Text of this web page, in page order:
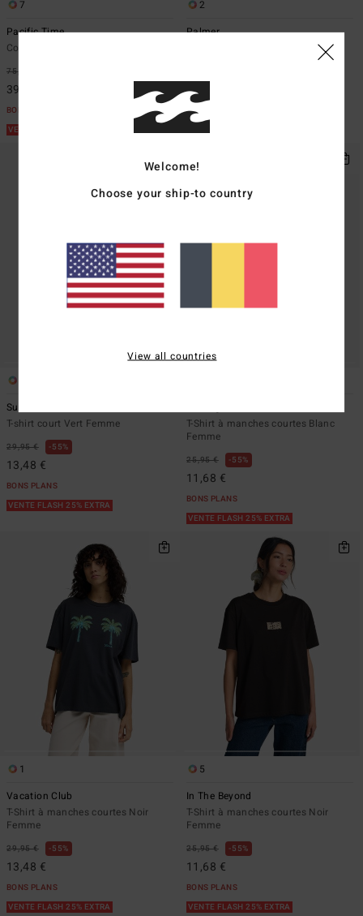
7
Pacific Time
Combinaison Marron Femme
75,95 €
39,88 €
BONS PLANS
VENTE FLASH 25% EXTRA
2
Palmer
Sweat à capuche Gris Femme
25,18 €
BONS PLANS
Surf The Waves
T-shirt court Vert Femme
29,95 € 55%
13,48 €
BONS PLANS
VENTE FLASH 25% EXTRA
T-Shirt à manches courtes Blanc
Femme
25,95 € 55%
11,68 €
BONS PLANS
VENTE FLASH 25% EXTRA
1
Vacation Club
T-Shirt à manches courtes Noir
Femme
29,95 € 55%
13,48 €
BONS PLANS
VENTE FLASH 25% EXTRA
5
In The Beyond
T-Shirt à manches courtes Noir
Femme
25,95 € 55%
11,68 €
BONS PLANS
VENTE FLASH 25% EXTRA
Welcome!
Choose your ship-to country
View all countries